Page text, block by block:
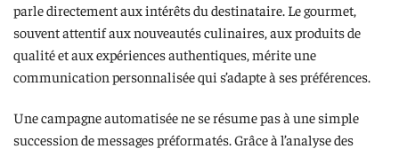
parle directement aux intérêts du destinataire. Le gourmet,
souvent attentif aux nouveautés culinaires, aux produits de
qualité et aux expériences authentiques, mérite une
communication personnalisée qui s’adapte à ses préférences.
Une campagne automatisée ne se résume pas à une simple
succession de messages préformatés. Grâce à l’analyse des